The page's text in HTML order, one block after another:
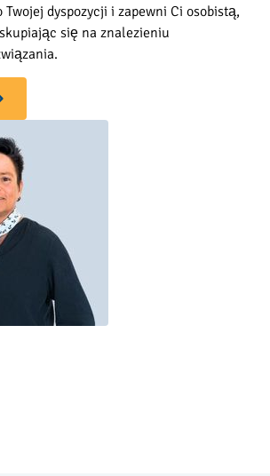
Twojej dyspozycji i zapewni Ci osobistą,
się na znalezieniu